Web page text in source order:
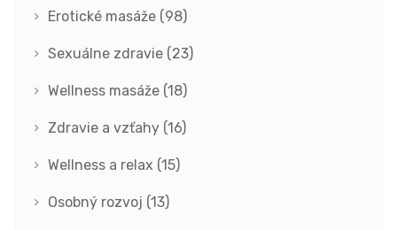
Erotické masáže (98)
Sexuálne zdravie (23)
Wellness masáže (18)
Zdravie a vzťahy (16)
Wellness a relax (15)
Osobný rozvoj (13)